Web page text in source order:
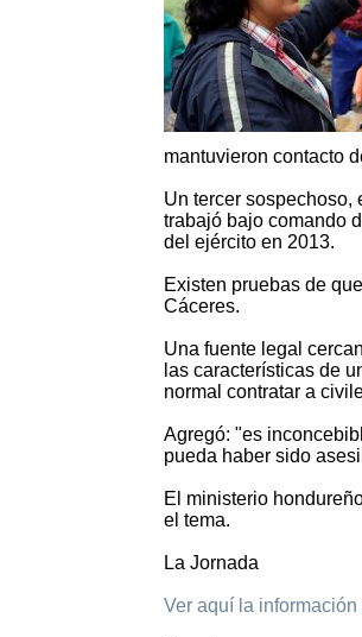
mantuvieron contacto
Un tercer sospechoso,
trabajó bajo comando
del ejército en 2013.
Existen pruebas de
Cáceres.
Una fuente legal
las características de
normal contratar a
Agregó: "es
pueda haber sido
El ministerio
el tema.
La Jornada
Ver aquí la